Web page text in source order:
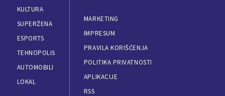
KULTURA
SUPERŽENA
ESPORTS
TEHNOPOLIS
AUTOMOBILI
LOKAL
MARKETING
IMPRESUM
PRAVILA KORIŠĆENJA
POLITIKA PRIVATNOSTI
APLIKACIJE
RSS